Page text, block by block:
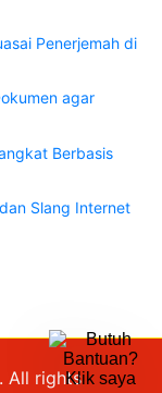
Penerjemah di
agar
Berbasis
Slang Internet
All rights